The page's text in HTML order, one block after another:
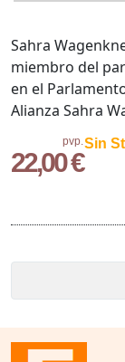
pvp.
22,00 €
Sin
Sahra
miembro del
en el
Alianza Sahra